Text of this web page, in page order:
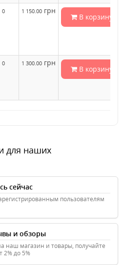
0 1 150.00 грн
В корзину
0 1 300.00 грн
В корзину
для наших
сейчас
пользователям
и обзоры
наш магазин и товары, получайте
2% до 5%